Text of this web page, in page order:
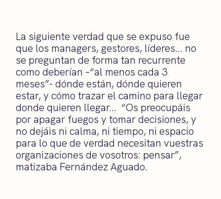
La siguiente verdad que se expuso fue
que los managers, gestores, líderes… no
se preguntan de forma tan recurrente
como deberían –“al menos cada 3
meses”- dónde están, dónde quieren
estar, y cómo trazar el camino para llegar
donde quieren llegar… “Os preocupáis
por apagar fuegos y tomar decisiones, y
no dejáis ni calma, ni tiempo, ni espacio
para lo que de verdad necesitan vuestras
organizaciones de vosotros: pensar”,
matizaba Fernández Aguado.